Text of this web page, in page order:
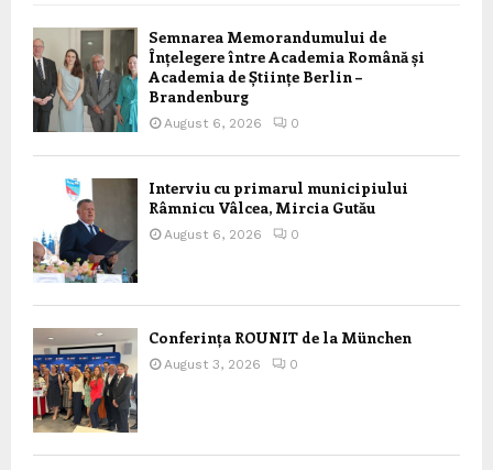
Semnarea Memorandumului de
Înțelegere între Academia Română și
Academia de Științe Berlin –
Brandenburg
August 6, 2026 0
Interviu cu primarul municipiului
Râmnicu Vâlcea, Mircia Gutău
August 6, 2026 0
Conferința ROUNIT de la München
August 3, 2026 0